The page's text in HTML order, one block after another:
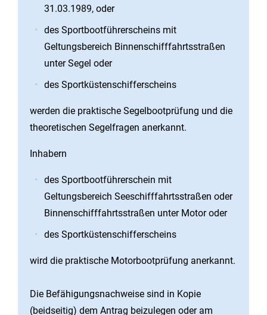
31.03.1989, oder
des Sportbootführerscheins mit
Geltungsbereich Binnenschifffahrtsstraßen
unter Segel oder
des Sportküstenschifferscheins
werden die praktische Segelbootprüfung und die
theoretischen Segelfragen anerkannt.
Inhabern
des Sportbootführerschein mit
Geltungsbereich Seeschifffahrtsstraßen oder
Binnenschifffahrtsstraßen unter Motor oder
des Sportküstenschifferscheins
wird die praktische Motorbootprüfung anerkannt.
Die Befähigungsnachweise sind in Kopie
(beidseitig) dem Antrag beizulegen oder am